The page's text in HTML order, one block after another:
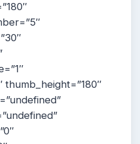
thumb_height=”180″